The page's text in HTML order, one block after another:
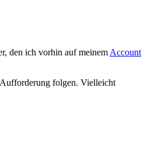
den ich vorhin auf meinem Account
folgen. Vielleicht